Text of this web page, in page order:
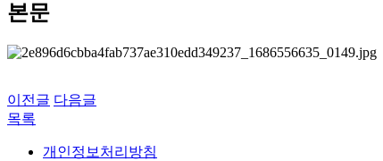
본문
이전글 다음글
목록
개인정보처리방침